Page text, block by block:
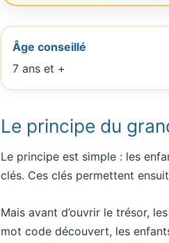
Âge conseillé
7 ans et +
Le principe du
Le principe est simple : les
clés. Ces clés permettent
Mais avant d’ouvrir le trésor,
mot code découvert, les